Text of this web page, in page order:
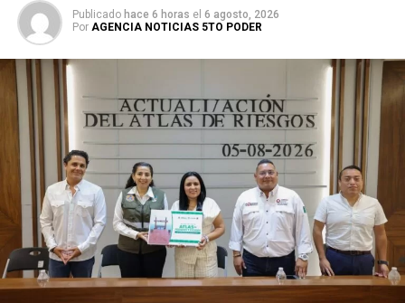
Publicado hace 6 horas el 6 agosto, 2026
Por AGENCIA NOTICIAS 5TO PODER